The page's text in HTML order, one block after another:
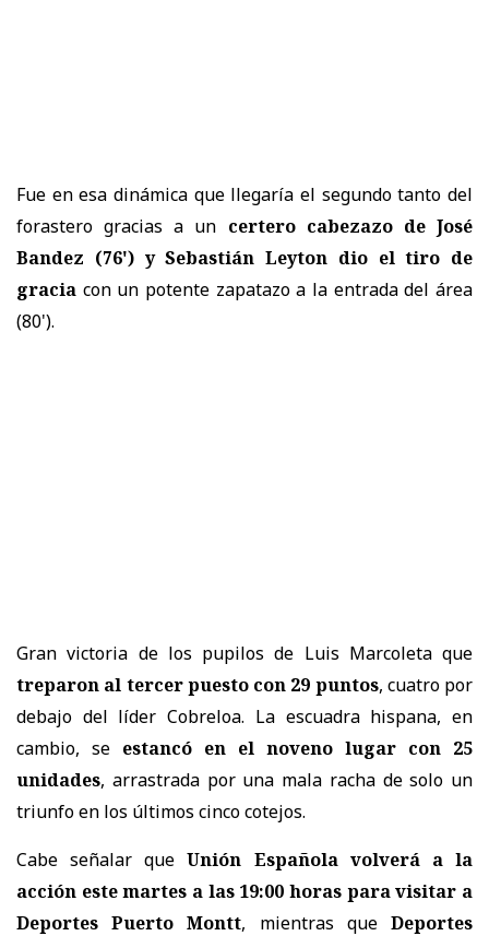
Fue en esa dinámica que llegaría el segundo tanto del
forastero gracias a un certero cabezazo de José
Bandez (76') y Sebastián Leyton dio el tiro de
gracia con un potente zapatazo a la entrada del área
(80').
Gran victoria de los pupilos de Luis Marcoleta que
treparon al tercer puesto con 29 puntos, cuatro por
debajo del líder Cobreloa. La escuadra hispana, en
cambio, se estancó en el noveno lugar con 25
unidades, arrastrada por una mala racha de solo un
triunfo en los últimos cinco cotejos.
Cabe señalar queUnión Española volverá a la
acción este martes a las 19:00 horas para visitar a
Deportes Puerto Montt, mientras queDeportes